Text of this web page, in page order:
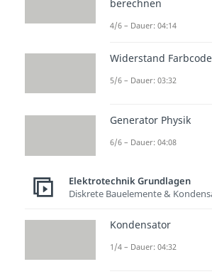
berechnen
4/6 – Dauer: 04:14
Widerstand Farbcode
5/6 – Dauer: 03:32
Generator Physik
6/6 – Dauer: 04:08
Elektrotechnik Grundlagen
Diskrete Bauelemente &
Kondensator
1/4 – Dauer: 04:32